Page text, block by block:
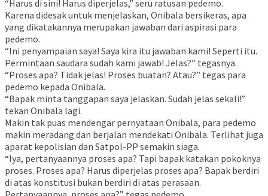
“Harus di sini! Harus diperjelas,” seru ratusan pedemo.
Karena didesak untuk menjelaskan, Onibala bersikeras, apa
yang dikatakannya merupakan jawaban dari aspirasi para
pedemo.
“Ini penyampaian saya! Saya kira itu jawaban kami! Seperti itu.
Permintaan saudara sudah kami jawab! Jelas?” tegasnya.
“Proses apa? Tidak jelas! Proses buatan? Atau?” tegas para
pedemo kepada Onibala.
“Bapak minta tanggapan saya jelaskan. Sudah jelas sekali!”
tekan Onibala lagi.
Makin tak puas mendengar pernyataan Onibala, para pedemo
makin meradang dan berjalan mendekati Onibala. Terlihat juga
aparat kepolisian dan Satpol-PP semakin siaga.
“Iya, pertanyaannya proses apa? Tapi bapak katakan pokoknya
proses. Proses apa? Harus diperjelas proses apa? Bapak berdiri
di atas konstitusi bukan berdiri di atas perasaan.